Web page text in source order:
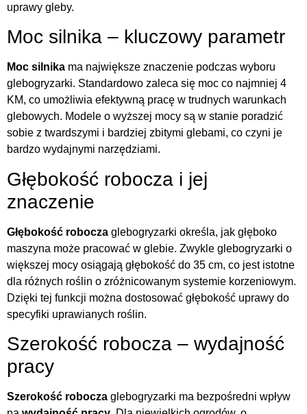
uprawy gleby.
Moc silnika – kluczowy parametr
Moc silnika ma największe znaczenie podczas wyboru
glebogryzarki. Standardowo zaleca się moc co najmniej 4
KM, co umożliwia efektywną pracę w trudnych warunkach
glebowych. Modele o wyższej mocy są w stanie poradzić
sobie z twardszymi i bardziej zbitymi glebami, co czyni je
bardzo wydajnymi narzędziami.
Głębokość robocza i jej
znaczenie
Głębokość robocza glebogryzarki określa, jak głęboko
maszyna może pracować w glebie. Zwykle glebogryzarki o
większej mocy osiągają głębokość do 35 cm, co jest istotne
dla różnych roślin o zróżnicowanym systemie korzeniowym.
Dzięki tej funkcji można dostosować głębokość uprawy do
specyfiki uprawianych roślin.
Szerokość robocza – wydajność
pracy
Szerokość robocza glebogryzarki ma bezpośredni wpływ